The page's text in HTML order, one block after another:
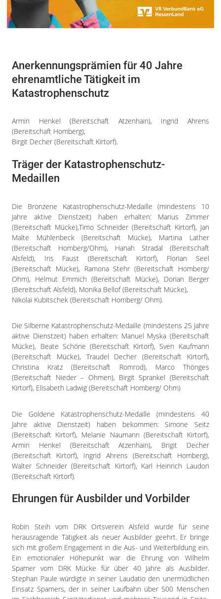
Anerkennungsprämien für 40 Jahre
ehrenamtliche Tätigkeit im
Katastrophenschutz
Armin Henkel (Bereitschaft Atzenhain), Ingrid Ahrens
(Bereitschaft Homberg),
Birgit Decher (Bereitschaft Kirtorf).
Träger der Katastrophenschutz-
Medaillen
Die Bronzene Katastrophenschutz-Medaille (mindestens 10
Jahre aktive Dienstzeit) haben erhalten: Marius Zimmer
(Bereitschaft Mücke),Timo Schneider (Bereitschaft Kirtorf), Jan
Malte Mühlenbeck (Bereitschaft Mücke), Martina Lather
(Bereitschaft Homberg/Ohm), Hanah Stradal (Bereitschaft
Alsfeld), Iris Faust (Bereitschaft Kirtorf), Florian Seel
(Bereitschaft Mücke), Ramona Stehr (Bereitschaft Homberg/
Ohm), Helmut Emmich (Bereitschaft Mücke), Dorian Berger
(Bereitschaft Alsfeld), Monika Bellof (Bereitschaft Mücke),
Nikolai Kubitschek (Bereitschaft Homberg/ Ohm).
Die Silberne Katastrophenschutz-Medaille (mindestens 25 Jahre
aktive Dienstzeit) haben erhalten: Manuel Myska (Bereitschaft
Mücke), Beate Schöne (Bereitschaft Kirtorf), Sven Kaufmann
(Bereitschaft Mücke), Traudel Decher (Bereitschaft Kirtorf),
Christina Kratz (Bereitschaft Romrod), Marco Thönges
(Bereitschaft Nieder – Ohmen), Birgit Sprankel (Bereitschaft
Kirtorf), Elisabeth Ladwig (Bereitschaft Homberg/ Ohm)
Die Goldene Katastrophenschutz-Medaille (mindestens 40
Jahre aktive Dienstzeit) haben bekommen: Simone Seitz
(Bereitschaft Kirtorf), Melanie Naumann (Bereitschaft Kirtorf),
Armin Henkel (Bereitschaft Atzenhain), Brigit Decher
(Bereitschaft Kirtorf), Ingrid Ahrens (Bereitschaft Homberg),
Walter Schneider (Bereitschaft Kirtorf), Karl Heinrich Laudon
(Bereitschaft Kirtorf).
Ehrungen für Ausbilder und Vorbilder
Robin Steih vom DRK Ortsverein Alsfeld wurde für seine
herausragende Tätigkeit als neuer Ausbilder geehrt. Er bringe
sich mit großem Engagement in die Aus- und Weiterbildung ein.
Ein emotionaler Höhepunkt war die Ehrung von Wilhelm
Spamer vom DRK Mücke für über 40 Jahre als Ausbilder.
Stephan Paule würdigte in seiner Laudatio den unermüdlichen
Einsatz Spamers, der in seiner Laufbahn über 500 Menschen